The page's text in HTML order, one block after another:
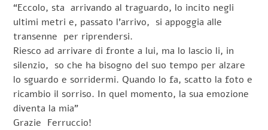
“Eccolo, sta arrivando al traguardo, lo incito negli
ultimi metri e, passato l’arrivo, si appoggia alle
transenne per riprendersi.
Riesco ad arrivare di fronte a lui, ma lo lascio li, in
silenzio, so che ha bisogno del suo tempo per alzare
lo sguardo e sorridermi. Quando lo fa, scatto la foto e
ricambio il sorriso. In quel momento, la sua emozione
diventa la mia”
Grazie Ferruccio!